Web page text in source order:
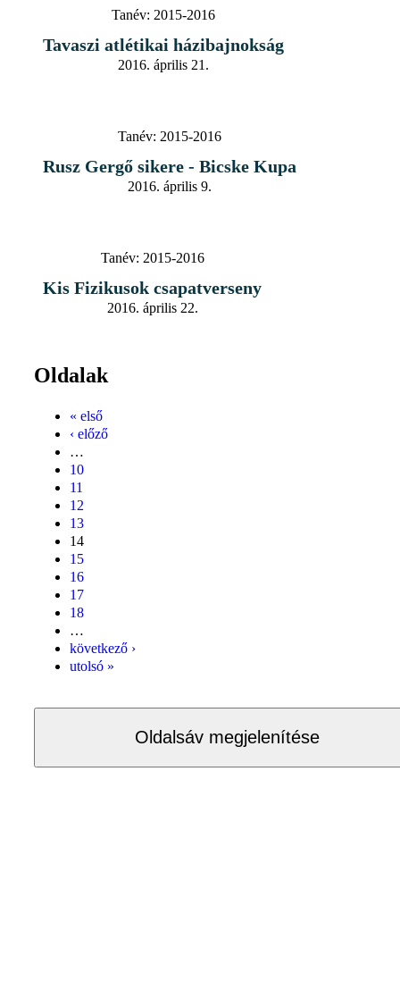
Tanév: 2015-2016
Tavaszi atlétikai házibajnokság
2016. április 21.
Tanév: 2015-2016
Rusz Gergő sikere - Bicske Kupa
2016. április 9.
Tanév: 2015-2016
Kis Fizikusok csapatverseny
2016. április 22.
Oldalak
« első
‹ előző
…
10
11
12
13
14
15
16
17
18
…
következő ›
utolsó »
Oldalsáv megjelenítése